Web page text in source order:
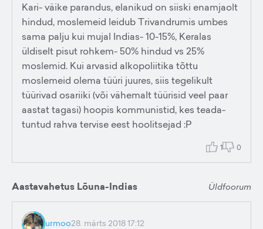
Kari- väike parandus, elanikud on siiski enamjaolt
hindud, moslemeid leidub Trivandrumis umbes
sama palju kui mujal Indias- 10-15%, Keralas
üldiselt pisut rohkem- 50% hindud vs 25%
moslemid. Kui arvasid alkopoliitika tõttu
moslemeid olema tüüri juures, siis tegelikult
tüürivad osariiki (või vähemalt tüürisid veel paar
aastat tagasi) hoopis kommunistid, kes teada-
tuntud rahva tervise eest hoolitsejad :P
1 0
Aastavahetus Lõuna-Indias Üldfoorum
urmoo28. märts 2018 17:12